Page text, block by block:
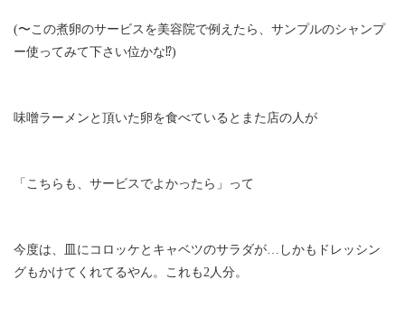
(〜この煮卵のサービスを美容院で例えたら、サンプルのシャンプ
ー使ってみて下さい位かな⁉︎)
味噌ラーメンと頂いた卵を食べているとまた店の人が
「こちらも、サービスでよかったら」って
今度は、皿にコロッケとキャベツのサラダが…しかもドレッシン
グもかけてくれてるやん。これも2人分。